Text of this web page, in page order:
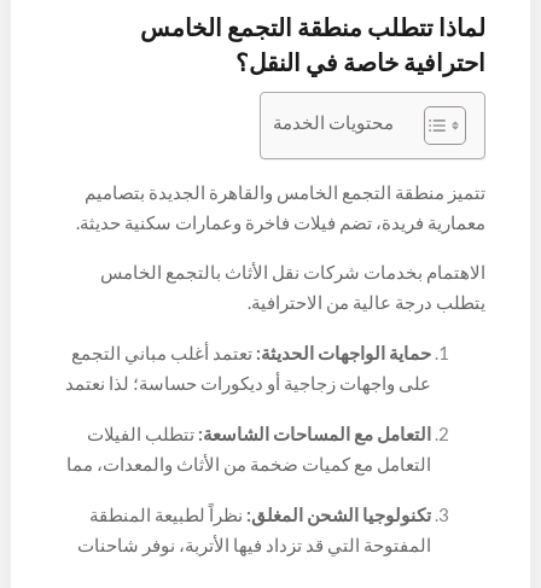
لماذا تتطلب منطقة التجمع الخامس
احترافية خاصة في النقل؟
محتويات الخدمة
تتميز منطقة التجمع الخامس والقاهرة الجديدة بتصاميم
معمارية فريدة، تضم فيلات فاخرة وعمارات سكنية حديثة.
شركات النقل:
الاهتمام بخدمات شركات نقل الأثاث بالتجمع الخامس
يتطلب درجة عالية من الاحترافية.
حماية الواجهات الحديثة: تعتمد أغلب مباني التجمع
على واجهات زجاجية أو ديكورات حساسة؛ لذا نعتمد
الأثاث من الخارج دون المساس بسلامة المبنى أو
ضيق السلالم الداخلية.
التعامل مع المساحات الشاسعة: تتطلب الفيلات
التعامل مع كميات ضخمة من الأثاث والمعدات، مما
الوقت وكيفية استغلال المساحات في الشاحنات.
تكنولوجيا الشحن المغلق: نظراً لطبيعة المنطقة
المفتوحة التي قد تزداد فيها الأتربة، نوفر شاحنات